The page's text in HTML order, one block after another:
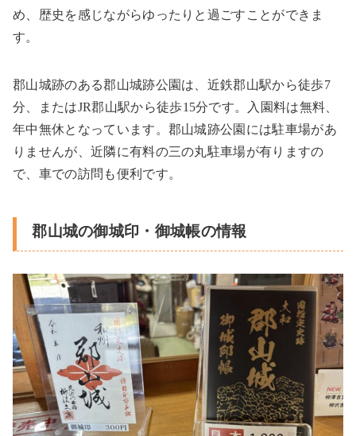
め、歴史を感じながらゆったりと過ごすことができま
す。
郡山城跡のある郡山城跡公園は、近鉄郡山駅から徒歩7
分、またはJR郡山駅から徒歩15分です。入園料は無料、
年中無休となっています。郡山城跡公園には駐車場があ
りませんが、近隣に有料の三の丸駐車場が有りますの
で、車での訪問も便利です。
郡山城の御城印・御城帳の情報